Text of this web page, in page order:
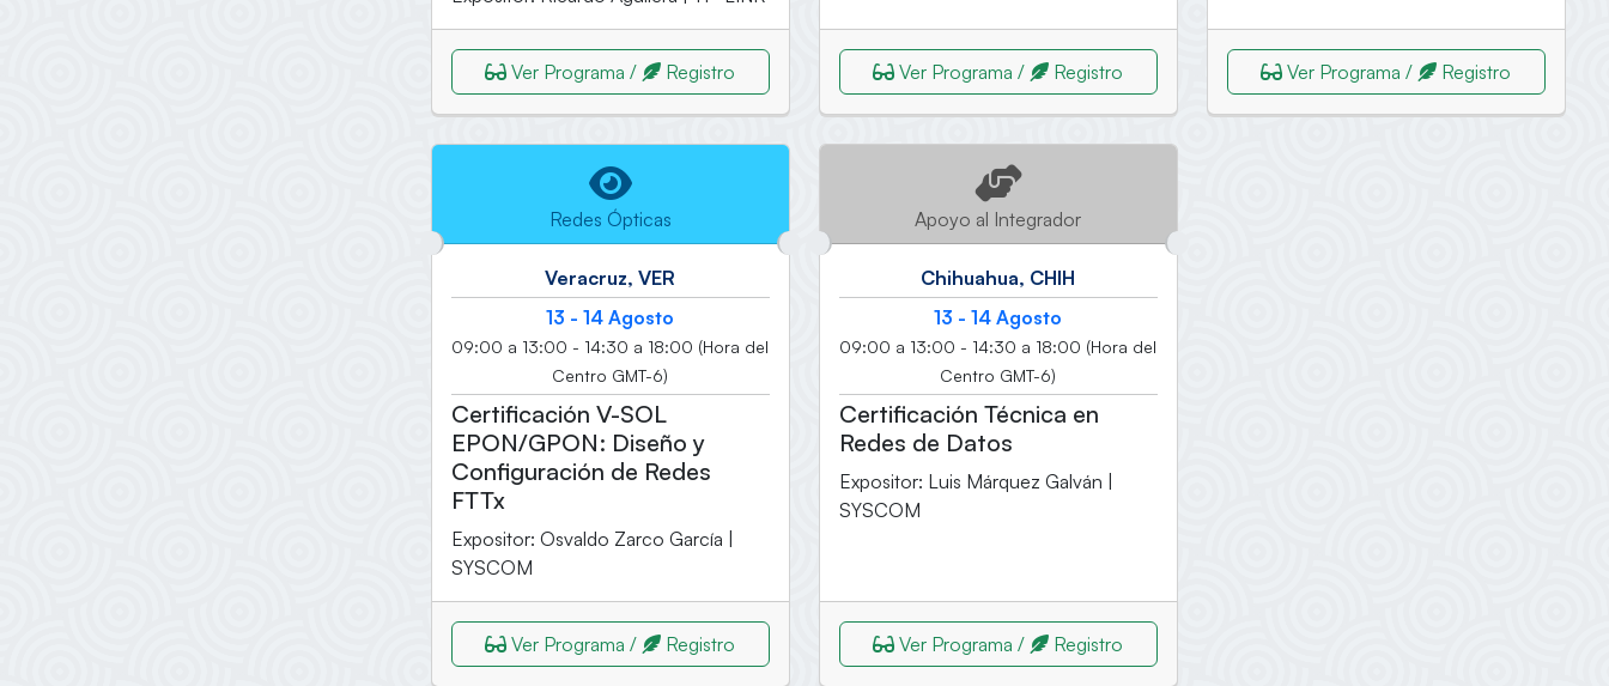
Ver Programa / Registro Ver Programa / Registro Ver Programa / Registro
Redes Ópticas
Veracruz, VER
13 - 14 Agosto
09:00 a 13:00 - 14:30 a 18:00 (Hora del
Centro GMT-6)
Certificación V-SOL
EPON/GPON: Diseño y
Configuración de Redes
FTTx
Expositor: Osvaldo Zarco García |
SYSCOM
Ver Programa / Registro
Apoyo al Integrador
Chihuahua, CHIH
13 - 14 Agosto
09:00 a 13:00 - 14:30 a 18:00 (Hora del
Centro GMT-6)
Certificación Técnica en
Redes de Datos
Expositor: Luis Márquez Galván |
SYSCOM
Ver Programa / Registro